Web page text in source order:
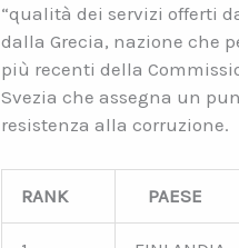
“qualità dei servizi offerti
dalla Grecia, nazione che
più recenti della
Svezia che assegna un
resistenza alla corruzione.
RANK PAESE